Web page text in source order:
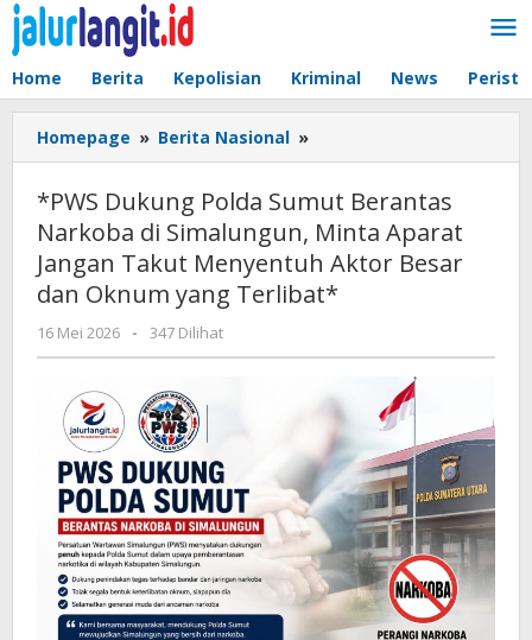
Lewati
konten
Home Berita Kepolisian Kriminal News
Homepage » Berita Nasional »
Dukung
Sumut
Berantas
Narkoba
di
Simalungun,
Aparat
Takut
Menyentuh
Aktor
Besar
dan
Oknum
yang
Terlibat*
*PWS Dukung Polda Sumut Berantas
Narkoba di Simalungun, Minta Aparat
Jangan Takut Menyentuh Aktor Besar
dan Oknum yang Terlibat*
16 Mei 2026
oleh
admin
- 347 Dilihat